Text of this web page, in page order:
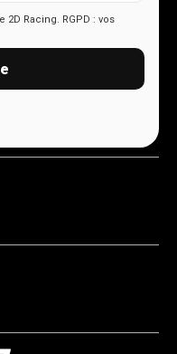
2D Racing. RGPD : vos